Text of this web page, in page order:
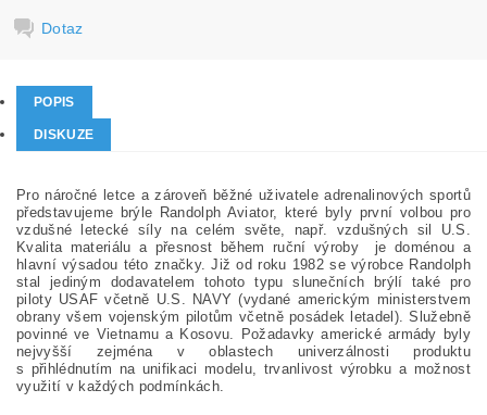
Dotaz
POPIS
DISKUZE
Pro náročné letce a zároveň běžné uživatele adrenalinových sportů
představujeme brýle Randolph Aviator, které byly první volbou pro
vzdušné letecké síly na celém světe, např. vzdušných sil U.S.
Kvalita materiálu a přesnost během ruční výroby je doménou a
hlavní výsadou této značky. Již od roku 1982 se výrobce Randolph
stal jediným dodavatelem tohoto typu slunečních brýlí také pro
piloty USAF včetně U.S. NAVY (vydané americkým ministerstvem
obrany všem vojenským pilotům včetně posádek letadel). Služebně
povinné ve Vietnamu a Kosovu. Požadavky americké armády byly
nejvyšší zejména v oblastech univerzálnosti produktu
s přihlédnutím na unifikaci modelu, trvanlivost výrobku a možnost
využití v každých podmínkách.